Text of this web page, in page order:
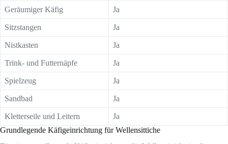
Geräumiger Käfig Ja
Sitzstangen Ja
Nistkasten Ja
Trink- und Futternäpfe Ja
Spielzeug Ja
Sandbad Ja
Kletterseile und Leitern
Ja
Grundlegende Käfigeinrichtung für Wellensittiche